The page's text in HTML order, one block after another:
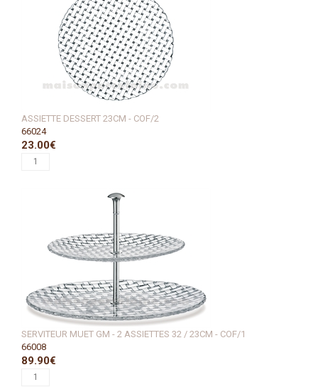
ASSIETTE DESSERT 23CM - COF/2
66024
23.00€
SERVITEUR MUET GM - 2 ASSIETTES 32 / 23CM - COF/1
66008
89.90€